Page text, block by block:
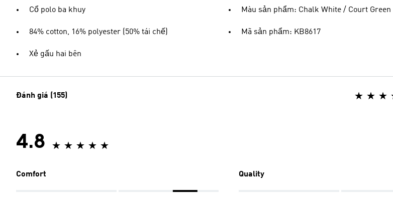
Cổ polo ba khuy
84% cotton, 16% polyester (50% tái chế)
Xẻ gấu hai bên
Màu sản phẩm: Chalk White / Court Green
Mã sản phẩm: KB8617
Đánh giá (155)
4.8
Comfort Quality